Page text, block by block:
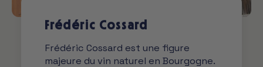
Frédéric Cossard
Frédéric Cossard est une figure
majeure du vin naturel en Bourgogne.